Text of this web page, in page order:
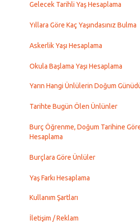
Gelecek Tarihli Yaş Hesaplama
Yıllara Göre Kaç Yaşındasınız Bulma
Askerlik Yaşı Hesaplama
Okula Başlama Yaşı Hesaplama
Yarın Hangi Ünlülerin Doğum
Tarihte Bugün Ölen Ünlünler
Burç Öğrenme, Doğum Tarihine
Hesaplama
Burçlara Göre Ünlüler
Yaş Farkı Hesaplama
Kullanım Şartları
İletişim / Reklam